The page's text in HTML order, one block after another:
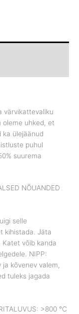
värvikattevaliku
oleme uhked, et
ka ülejäänud
puhul
suurema
NÕUANDED
selle
kihistada. Jäta
Katet võib kanda
NIPP:
ja kõvenev valem,
tuleks jagada
>800 °C